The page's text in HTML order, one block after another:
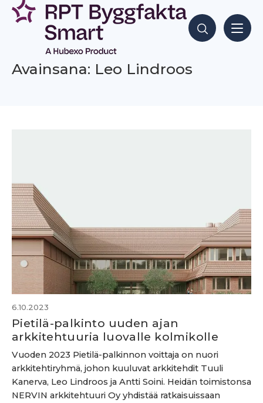
Siirry
sisältöön
Hae sisältöjä
Avainsana: Leo Lindroos
6.10.2023
Pietilä-palkinto uuden ajan
arkkitehtuuria luovalle kolmikolle
Vuoden 2023 Pietilä-palkinnon voittaja on nuori
arkkitehtiryhmä, johon kuuluvat arkkitehdit Tuuli
Kanerva, Leo Lindroos ja Antti Soini. Heidän toimistonsa
NERVIN arkkitehtuuri Oy yhdistää ratkaisuissaan